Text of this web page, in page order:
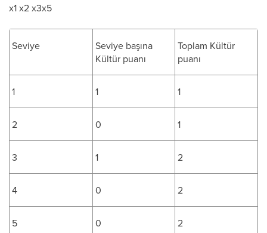
x1 x2 x3x5
Seviye
Seviye başına
Kültür puanı
Toplam Kültür
puanı
1 1 1
2 0 1
3 1 2
4 0 2
5 0 2